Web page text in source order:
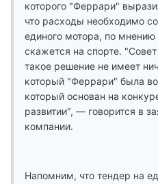
которого "Феррари"
что расходы необходимо
единого мотора, по мнению
скажется на спорте.
такое решение не имеет
который "Феррари" была
который основан на
развитии", — говорится в
компании.
Напомним, что тендер на